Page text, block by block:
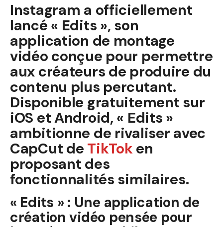
Instagram a officiellement
lancé « Edits », son
application de montage
vidéo conçue pour permettre
aux créateurs de produire du
contenu plus percutant.
Disponible gratuitement sur
iOS et Android, « Edits »
ambitionne de rivaliser avec
CapCut de TikToken
proposant des
fonctionnalités similaires.
« Edits » : Une application de
création vidéo pensée pour